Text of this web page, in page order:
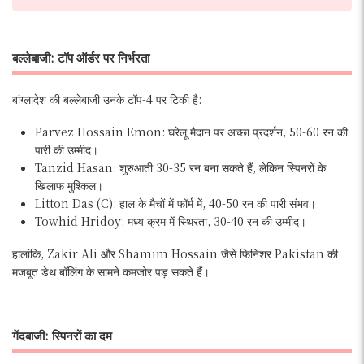
बल्लेबाजी: टॉप ऑर्डर पर निर्भरता
बांग्लादेश की बल्लेबाजी उनके टॉप-4 पर टिकी है:
Parvez Hossain Emon: घरेलू मैदान पर अच्छा प्रदर्शन, 50-60 रन की
पारी की उम्मीद।
Tanzid Hasan: शुरुआती 30-35 रन बना सकते हैं, लेकिन स्पिनरों के
खिलाफ मुश्किल।
Litton Das (C): हाल के मैचों में फॉर्म में, 40-50 रन की पारी संभव।
Towhid Hridoy: मध्य क्रम में स्थिरता, 30-40 रन की उम्मीद।
हालांकि, Zakir Ali और Shamim Hossain जैसे फिनिशर Pakistan की
मजबूत डेथ बॉलिंग के सामने कमजोर पड़ सकते हैं।
गेंदबाजी: स्पिनरों का दम